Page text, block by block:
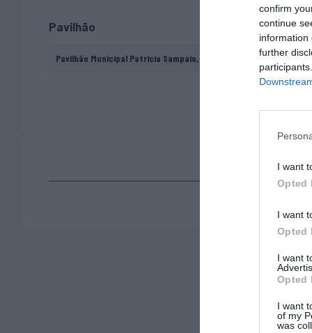
confirm
continue
information
further
I want
Opted
I want
Opted
I want
Opted
I want
of my
was
Pavilhão
Pavilhão Municipal Patrícia Sampaio, Tomar